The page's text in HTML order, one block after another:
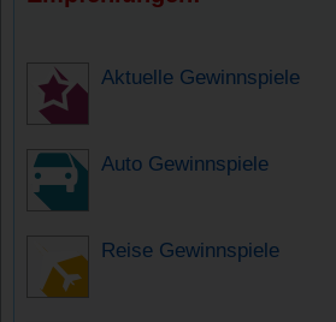
Aktuelle Gewinnspiele
Auto Gewinnspiele
Reise Gewinnspiele